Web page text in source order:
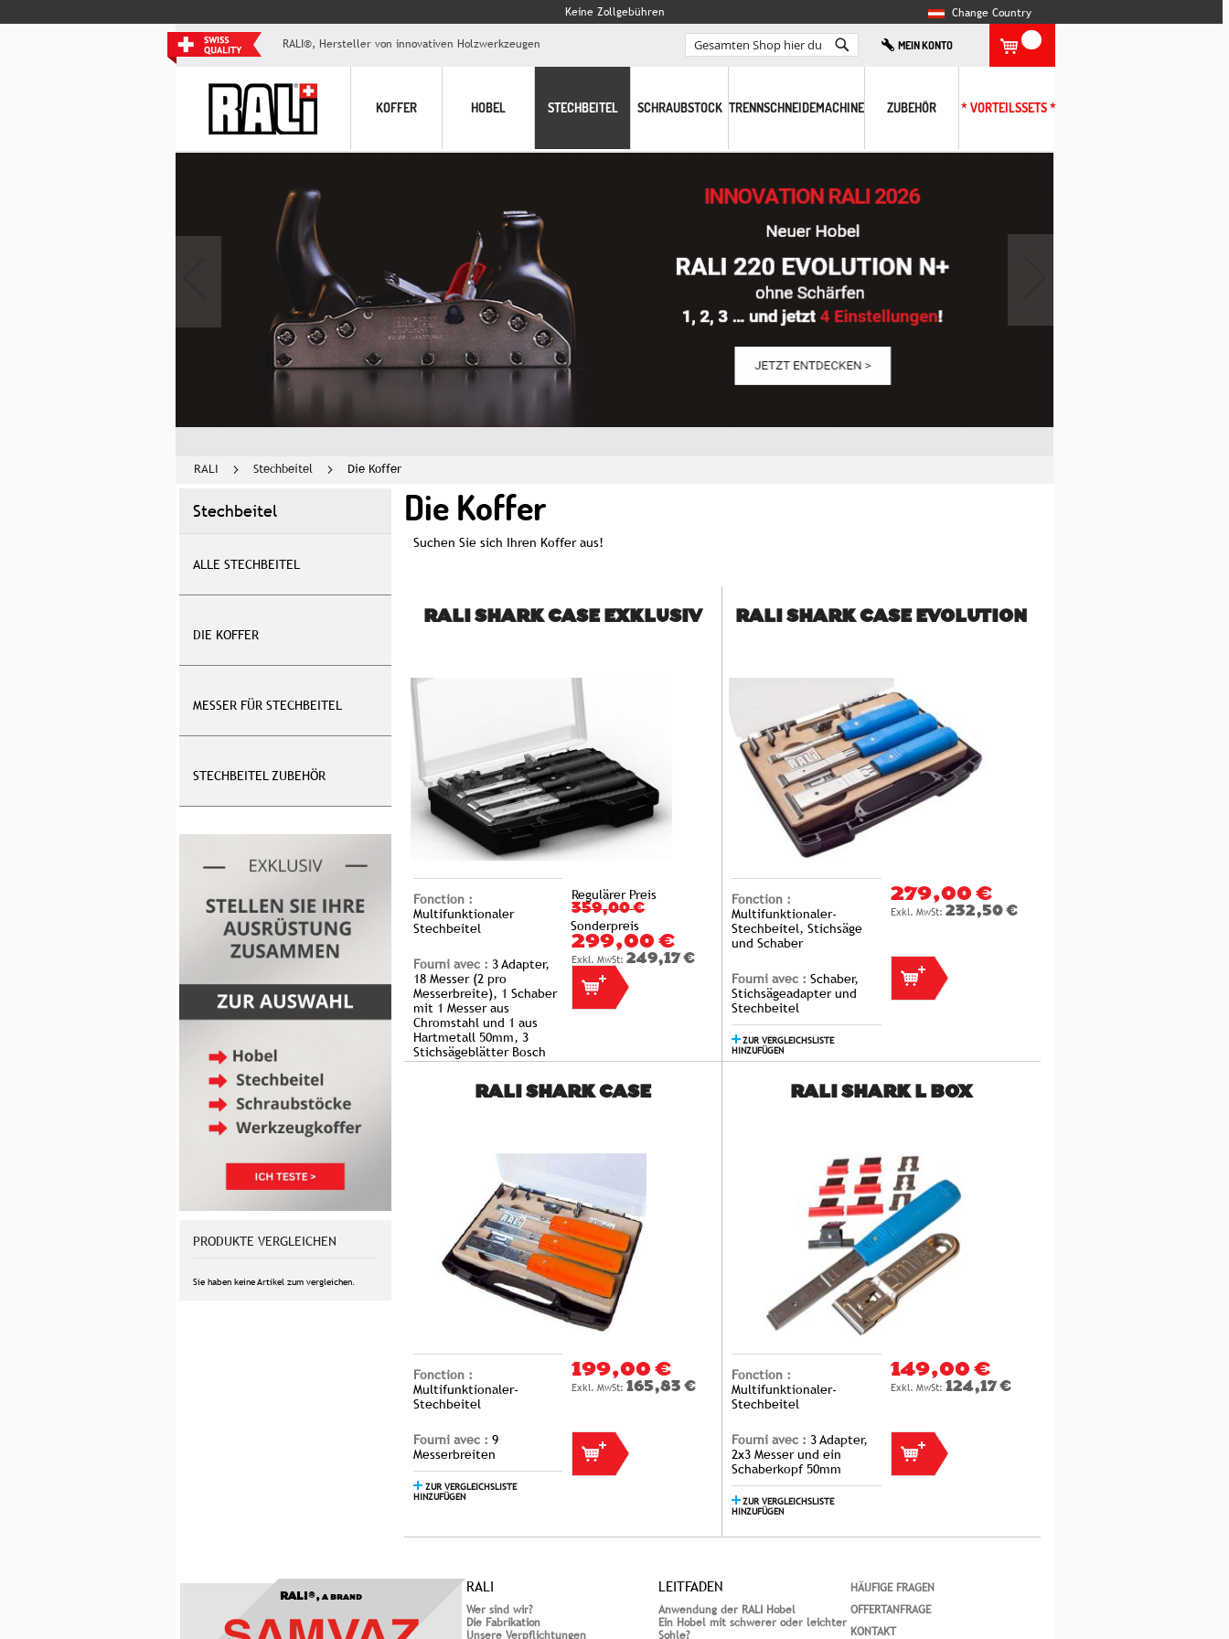
Keine Zollgebühren Change Country
RALI®, Hersteller von innovativen Holzwerkzeugen
Search
MEIN KONTO
KOFFER HOBEL STECHBEITEL SCHRAUBSTOCK TRENNSCHNEIDEMACHINE ZUBEHÖR * VORTEILSSETS *
RALI Stechbeitel Die Koffer
Die Koffer
Suchen Sie sich Ihren Koffer aus!
RALI SHARK CASE EXKLUSIV
Fonction :
Multifunktionaler
Stechbeitel
Fourni avec : 3 Adapter,
18 Messer (2 pro
Messerbreite), 1 Schaber
mit 1 Messer aus
Chromstahl und 1 aus
Hartmetall 50mm, 3
Stichsägeblätter Bosch
(Holz, Alu und Stahl)
ZUR VERGLEICHSLISTE
Regulärer Preis
359,00 €
Sonderpreis
299,00 €
249,17 €
RALI SHARK CASE EVOLUTION
Fonction :
Multifunktionaler-
Stechbeitel, Stichsäge
und Schaber
Fourni avec : Schaber,
Stichsägeadapter und
Stechbeitel
ZUR VERGLEICHSLISTE
HINZUFÜGEN
279,00 €
232,50 €
RALI SHARK CASE
Fonction :
Multifunktionaler-
Stechbeitel
Fourni avec : 9
Messerbreiten
ZUR VERGLEICHSLISTE
HINZUFÜGEN
199,00 €
165,83 €
RALI SHARK L BOX
Fonction :
Multifunktionaler-
Stechbeitel
Fourni avec : 3 Adapter,
2x3 Messer und ein
Schaberkopf 50mm
ZUR VERGLEICHSLISTE
HINZUFÜGEN
149,00 €
124,17 €
Stechbeitel
ALLE STECHBEITEL
DIE KOFFER
MESSER FÜR STECHBEITEL
STECHBEITEL ZUBEHÖR
PRODUKTE VERGLEICHEN
Sie haben keine Artikel zum vergleichen.
RALI®, A BRAND
RALI
Wer sind wir?
Die Fabrikation
Unsere Verpflichtungen
LEITFADEN
Anwendung der RALI Hobel
Ein Hobel mit schwerer oder leichter
Sohle?
HÄUFIGE FRAGEN
OFFERTANFRAGE
KONTAKT